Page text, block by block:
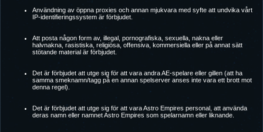
Användning av öppna proxies och annan mjukvara med syfte att undvika vårt
IP-identifieringssystem är förbjudet.
Att posta någon form av, illegal, pornografiska, sexuella, nakna eller
halvnakna, rasistiska, religiösa, offensiva, kommersiella eller på annat sätt
stötande material är förbjudet.
Det är förbjudet att utge sig för att vara andra AE-spelare eller gillen (att ha
samma smeknamn/tagg på en annan spelserver anses inte vara ett brott mot
denna regel).
Det är förbjudet att utge sig för att vara Astro Empires personal, att använda
deras namn eller namnet Astro Empires som spelarnamn eller liknande.